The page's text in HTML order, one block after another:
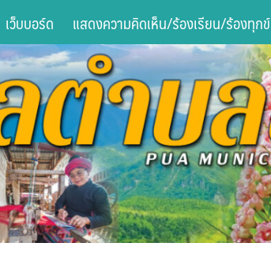
เว็บบอร์ด แสดงความคิดเห็น/ร้องเรียน/ร้องทุกข์